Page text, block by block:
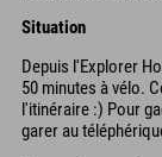
Situation
Depuis l'Explorer
50 minutes à vélo.
l'itinéraire :) Pour
garer au